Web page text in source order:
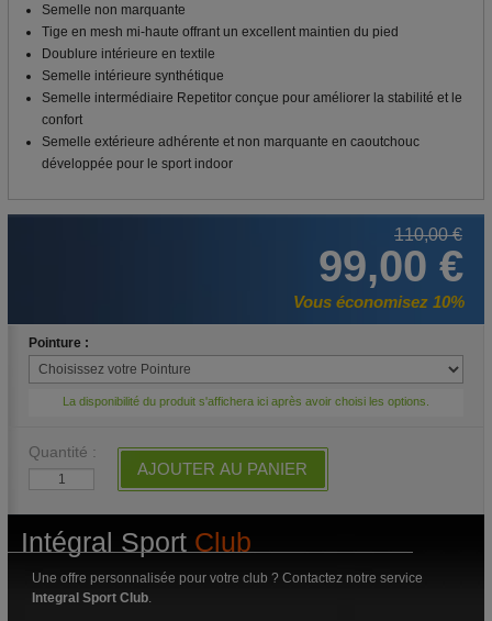
Semelle non marquante
Tige en mesh mi-haute offrant un excellent maintien du pied
Doublure intérieure en textile
Semelle intérieure synthétique
Semelle intermédiaire Repetitor conçue pour améliorer la stabilité et le
confort
Semelle extérieure adhérente et non marquante en caoutchouc
développée pour le sport indoor
110,00 €
99,00 €
Vous économisez 10%
Pointure :
La disponibilité du produit s'affichera ici après avoir choisi les options.
Quantité :
AJOUTER AU PANIER
Intégral Sport Club
Une offre personnalisée pour votre club ? Contactez notre service
Integral Sport Club